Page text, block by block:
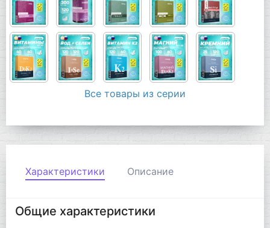
Все товары из серии
Характеристики Описание
Общие характеристики